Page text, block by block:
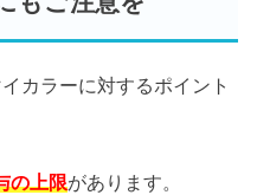
カラーに対するポイント
の上限があります。